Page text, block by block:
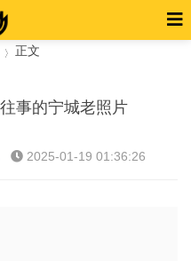
正文
事的宁城老照片
2025-01-19 01:36:26